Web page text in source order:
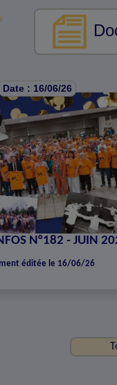
Date : 16/06/26
N°182 - JUIN
éditée le 16/06/26